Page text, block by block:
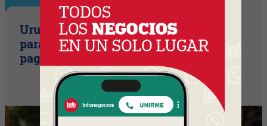
Uruguay empieza a discutir las reglas
para una movilidad autónoma (¿Quién
paga si el auto sin conductor choca?)